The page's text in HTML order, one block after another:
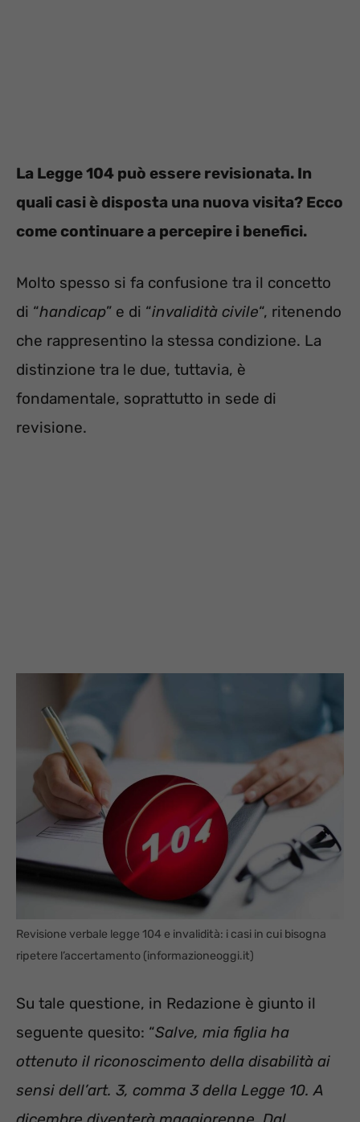
La Legge 104 può essere revisionata. In
quali casi è disposta una nuova visita? Ecco
come continuare a percepire i benefici.
Molto spesso si fa confusione tra il concetto
di “handicap” e di “invalidità civile“, ritenendo
che rappresentino la stessa condizione. La
distinzione tra le due, tuttavia, è
fondamentale, soprattutto in sede di
revisione.
Revisione verbale legge 104 e invalidità: i casi in cui bisogna
ripetere l’accertamento (informazioneoggi.it)
Su tale questione, in Redazione è giunto il
seguente quesito: “Salve, mia figlia ha
ottenuto il riconoscimento della disabilità ai
sensi dell’art. 3, comma 3 della Legge 10. A